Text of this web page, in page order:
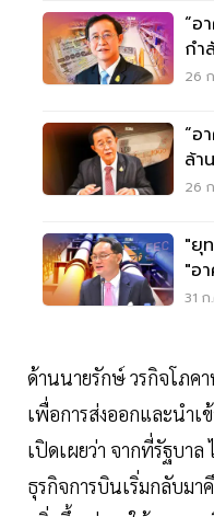
“อ
กำ
26
“อ
ล้า
เพิ่
26
"ยุ
"อ
ผิด
31
ด้านนายรักษ์ วรกิจโภค
เพื่อการส่งออกและนำเ
เปิดเผยว่า จากที่รัฐบา
ธุรกิจการบินเริ่มกลับมา